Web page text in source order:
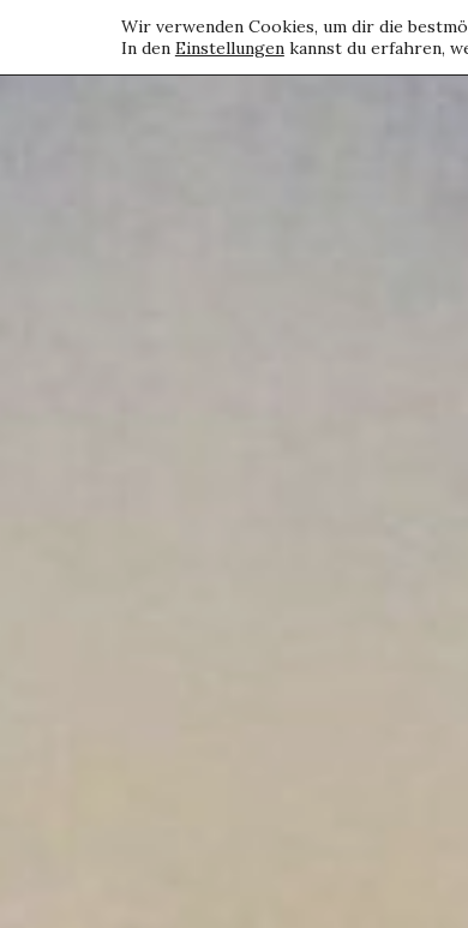
Wir verwenden Cookies, um dir die
In den Einstellungenkannst du erfahren,